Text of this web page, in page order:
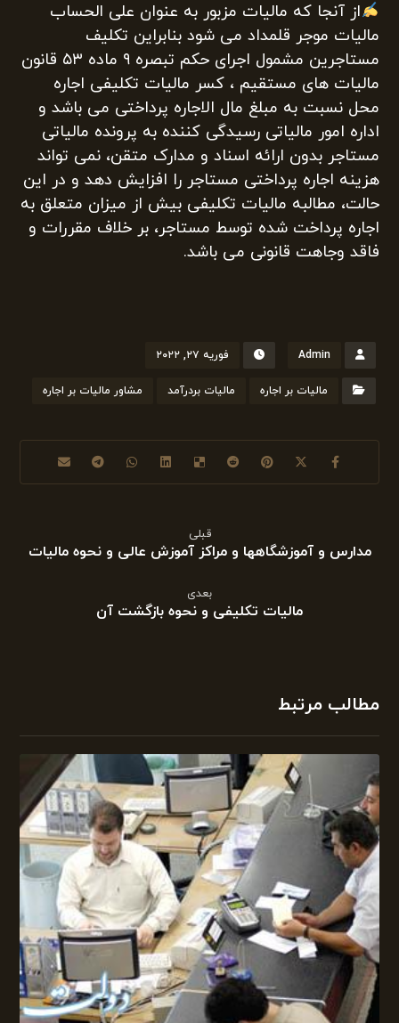
از آنجا که مالیات مزبور به عنوان علی الحساب
مالیات موجر قلمداد می شود بنابراین تکلیف
مستاجرین مشمول اجرای حکم تبصره ۹ ماده ۵۳ قانون
مالیات های مستقیم ، کسر مالیات تکلیفی اجاره
محل نسبت به مبلغ مال الاجاره پرداختی می باشد و
اداره امور مالیاتی رسیدگی کننده به پرونده مالیاتی
مستاجر بدون ارائه اسناد و مدارک متقن، نمی تواند
هزینه اجاره پرداختی مستاجر را افزایش دهد و در این
حالت، مطالبه مالیات تکلیفی بیش از میزان متعلق به
اجاره پرداخت شده توسط مستاجر، بر خلاف مقررات و
فاقد وجاهت قانونی می باشد.
Admin فوریه ۲۷, ۲۰۲۲
مالیات بر اجاره مالیات بردرآمد مشاور مالیات بر اجاره
قبلی
مدارس و آموزشگاهها و مراکز آموزش عالی و نحوه مالیات
بعدی
مالیات تکلیفی و نحوه بازگشت آن
مطالب مرتبط